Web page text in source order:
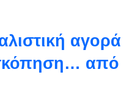
αγορά
από